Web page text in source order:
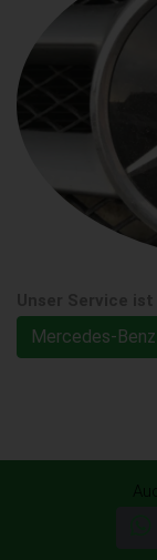
Mercedes-
Ohne